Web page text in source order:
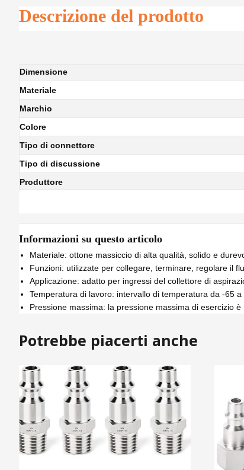
Descrizione del prodotto
Dimensione
Materiale
Marchio
Colore
Tipo di connettore
Tipo di discussione
Produttore
Informazioni su questo articolo
Materiale: ottone massiccio di alta qualità, solido e
Funzioni: utilizzate per collegare, terminare, regolare il
Applicazione: adatto per ingressi del collettore di
Temperatura di lavoro: intervallo di temperatura da -65 a
Pressione massima: la pressione massima di esercizio è
Potrebbe piacerti anche